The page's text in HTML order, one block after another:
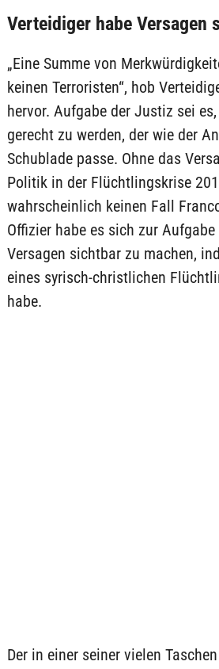
Verteidiger habe Versagen
„Eine Summe von
keinen Terroristen“, hob
hervor. Aufgabe der Justiz sei
gerecht zu werden, der wie der
Schublade passe. Ohne das
Politik in der Flüchtlingskrise
wahrscheinlich keinen Fall
Offizier habe es sich zur
Versagen sichtbar zu machen,
eines syrisch-christlichen
habe.
Der in einer seiner vielen